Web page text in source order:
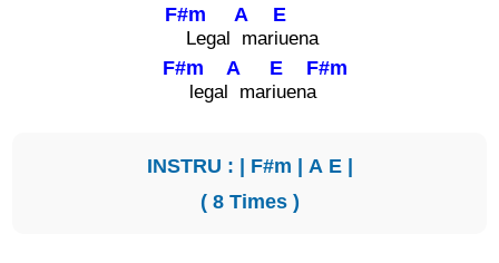
F#m
Legal
A
mar
E
iuena
F#m
legal
A
mar
E
iuena
F#m
INSTRU : | F#m | A E|
( 8 Times )